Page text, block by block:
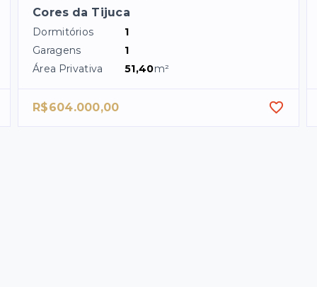
Cores da Tijuca
Dormitórios
1
Garagens
1
Área Privativa
51,40m²
R$604.000,00